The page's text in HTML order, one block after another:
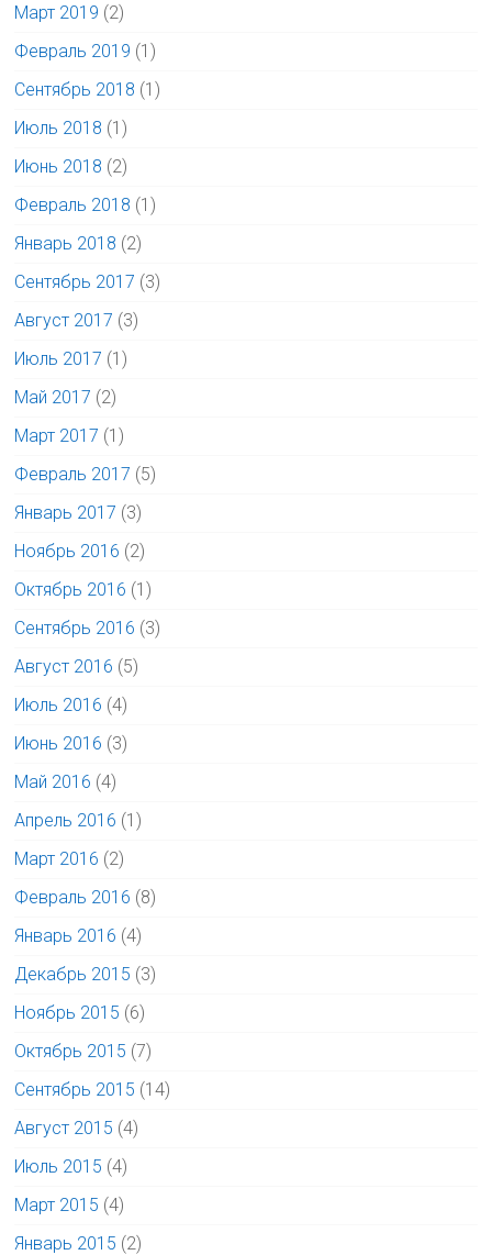
Март 2019 (2)
Февраль 2019 (1)
Сентябрь 2018 (1)
Июль 2018 (1)
Июнь 2018 (2)
Февраль 2018 (1)
Январь 2018 (2)
Сентябрь 2017 (3)
Август 2017 (3)
Июль 2017 (1)
Май 2017 (2)
Март 2017 (1)
Февраль 2017 (5)
Январь 2017 (3)
Ноябрь 2016 (2)
Октябрь 2016 (1)
Сентябрь 2016 (3)
Август 2016 (5)
Июль 2016 (4)
Июнь 2016 (3)
Май 2016 (4)
Апрель 2016 (1)
Март 2016 (2)
Февраль 2016 (8)
Январь 2016 (4)
Декабрь 2015 (3)
Ноябрь 2015 (6)
Октябрь 2015 (7)
Сентябрь 2015 (14)
Август 2015 (4)
Июль 2015 (4)
Март 2015 (4)
Январь 2015 (2)